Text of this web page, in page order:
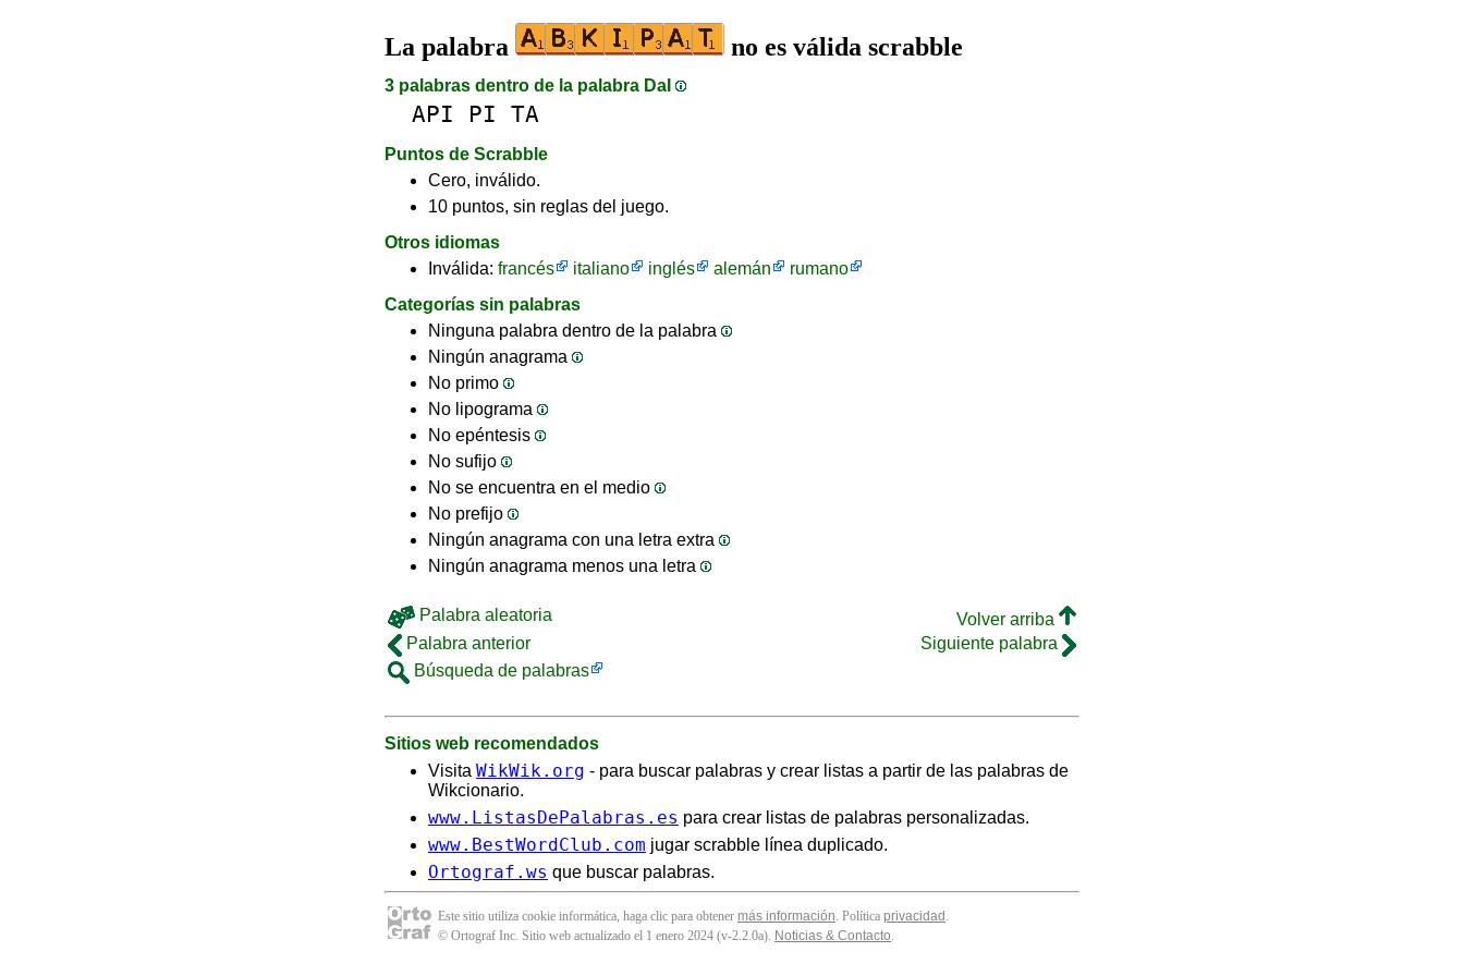
La palabra no es válida scrabble
3 palabras dentro de la palabra DaI
API PI TA
Puntos de Scrabble
Cero, inválido.
10 puntos, sin reglas del juego.
Otros idiomas
Inválida: francés italiano inglés alemán
rumano
Categorías sin palabras
Ninguna palabra dentro de la palabra
Ningún anagrama
No primo
No lipograma
No epéntesis
No sufijo
No se encuentra en el medio
No prefijo
Ningún anagrama con una letra extra
Ningún anagrama menos una letra
Palabra aleatoria
Volver arriba
Palabra anterior
Siguiente palabra
Búsqueda de palabras
Sitios web recomendados
Visita WikWik.org - para buscar palabras y crear listas a partir de las palabras de
Wikcionario.
www.ListasDePalabras.es para crear listas de palabras personalizadas.
www.BestWordClub.com jugar scrabble línea duplicado.
Ortograf.ws que buscar palabras.
Este sitio utiliza cookie informática, haga clic para obtener más información. Política privacidad .
© Ortograf Inc. Sitio web actualizado el 1 enero 2024 (v-2.2.0a). Noticias & Contacto.